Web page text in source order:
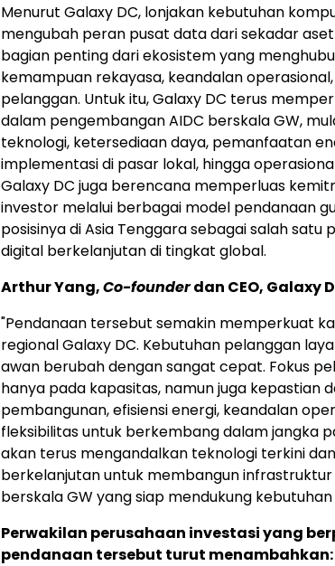
Menurut Galaxy DC, lonjakan kebutuhan
mengubah peran pusat data dari sekadar
bagian penting dari ekosistem yang
kemampuan rekayasa, keandalan
pelanggan. Untuk itu, Galaxy DC terus
dalam pengembangan AIDC berskala GW,
teknologi, ketersediaan daya, pemanfaatan
implementasi di pasar lokal, hingga
Galaxy DC juga berencana memperluas
investor melalui berbagai model pendanaan
posisinya di Asia Tenggara sebagai salah satu
digital berkelanjutan di tingkat global.
Arthur Yang,Co-founderdan CEO, Galaxy
"Pendanaan tersebut semakin memperkuat
regional Galaxy DC. Kebutuhan pelanggan
awan berubah dengan sangat cepat. Fokus
hanya pada kapasitas, namun juga kepastian
pembangunan, efisiensi energi, keandalan
fleksibilitas untuk berkembang dalam jangka
akan terus mengandalkan teknologi terkini
berkelanjutan untuk membangun infrastruktur
berskala GW yang siap mendukung
Perwakilan perusahaan investasi yang
pendanaan tersebut turut menambahkan: